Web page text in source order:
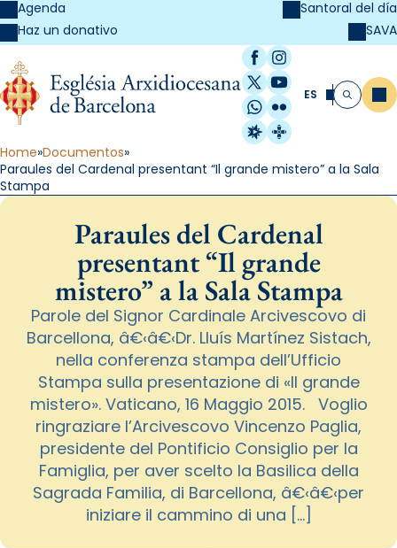
Agenda
Haz un donativo
Santoral del día
SAVA
Facebook
Instagram
X / Twitter
YouTube
WhatsApp
Flickr
Radio Estel
Catalunya
ES Buscar
Home Documentos
Paraules del Cardenal presentant “Il grande mistero” a la Sala
Stampa
Paraules del Cardenal
presentant “Il grande
mistero” a la Sala Stampa
Parole del Signor Cardinale Arcivescovo di
Barcellona, â€‹â€‹Dr. Lluís Martínez Sistach,
nella conferenza stampa dell’Ufficio
Stampa sulla presentazione di «Il grande
mistero». Vaticano, 16 Maggio 2015. Voglio
ringraziare l’Arcivescovo Vincenzo Paglia,
presidente del Pontificio Consiglio per la
Famiglia, per aver scelto la Basilica della
Sagrada Familia, di Barcellona, â€‹â€‹per
iniziare il cammino di una […]